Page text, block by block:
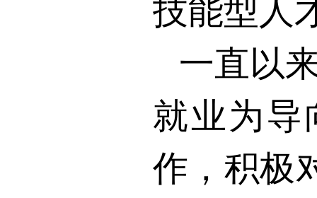
技能型人
一直以
就业为导
作，积极